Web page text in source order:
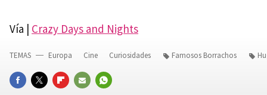
Vía | Crazy Days and Nights
TEMAS Europa Cine Curiosidades Famosos Borrachos